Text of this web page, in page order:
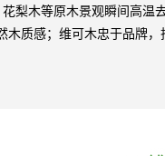
梨木等原木景观瞬间高温
木质感；维可木忠于品牌，